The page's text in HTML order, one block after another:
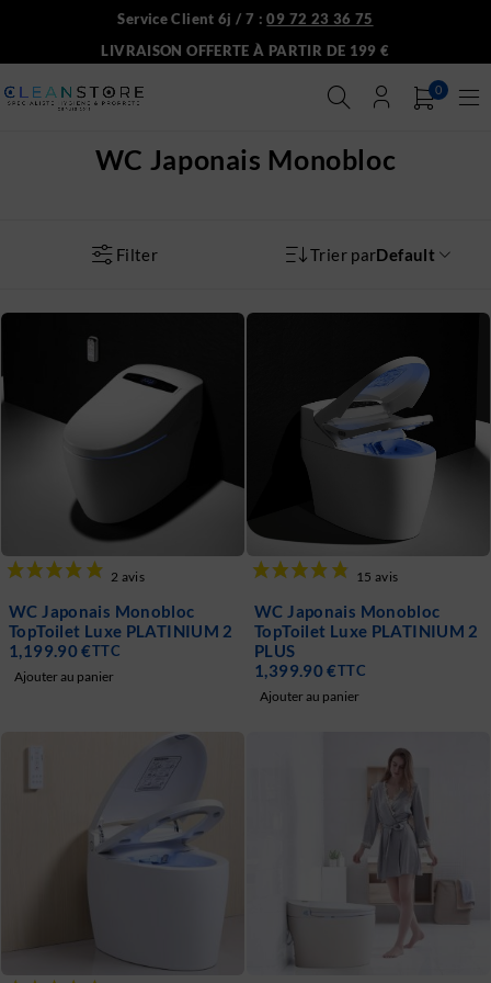
Service Client 6j / 7 :09 72 23 36 75
LIVRAISON OFFERTE À PARTIR DE 199 €
0
WC Japonais Monobloc
Filter Trier parDefault
WC Japonais Monobloc
TopToilet Luxe PLATINIUM 2
1,199.90€TTC
Ajouter au panier
WC Japonais Monobloc
TopToilet Luxe PLATINIUM 2
PLUS
1,399.90€TTC
Ajouter au panier